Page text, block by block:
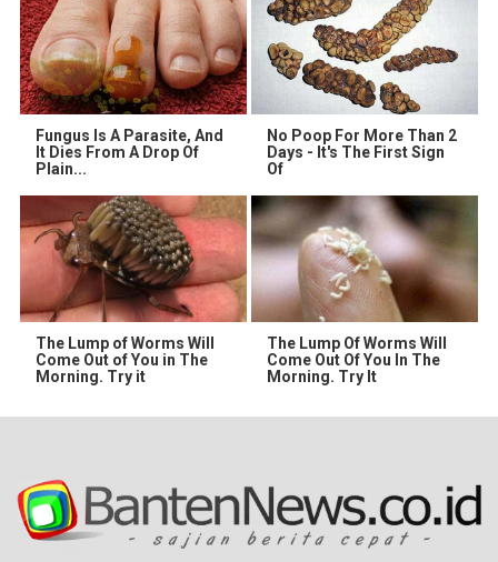
Fungus Is A Parasite, And
It Dies From A Drop Of
Plain...
No Poop For More Than 2
Days - It's The First Sign
Of
The Lump of Worms Will
Come Out of You in The
Morning. Try it
The Lump Of Worms Will
Come Out Of You In The
Morning. Try It